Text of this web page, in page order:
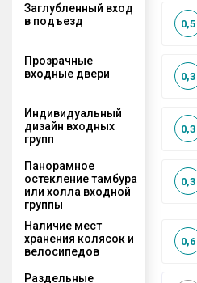
Заглубленный вход
в подъезд
0,5
Прозрачные
входные двери
0,3
Индивидуальный
дизайн входных
групп
0,3
Панорамное
остекление тамбура
или холла входной
группы
0,3
Наличие мест
хранения колясок и
велосипедов
0,6
Раздельные